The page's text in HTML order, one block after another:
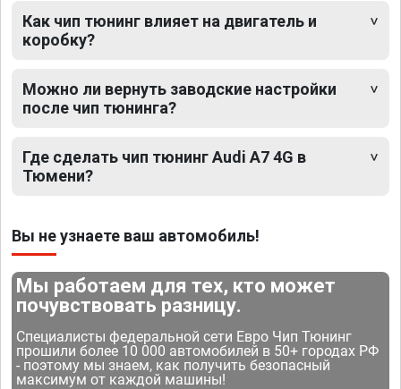
Как чип тюнинг влияет на двигатель и
коробку?
Можно ли вернуть заводские настройки
после чип тюнинга?
Где сделать чип тюнинг Audi A7 4G в
Тюмени?
Вы не узнаете ваш автомобиль!
Мы работаем для тех, кто может
почувствовать разницу.
Специалисты федеральной сети Евро Чип Тюнинг
прошили более 10 000 автомобилей в 50+ городах РФ
- поэтому мы знаем, как получить безопасный
максимум от каждой машины!